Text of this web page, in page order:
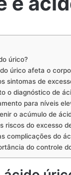
úrico?
úrico afeta o
sintomas de
o diagnóstico de
para níveis
o acúmulo de
riscos do excesso
complicações do
do controle